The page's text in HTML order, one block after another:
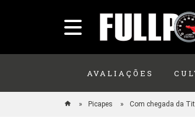
AVALIAÇÕES
Picapes Com chegada da